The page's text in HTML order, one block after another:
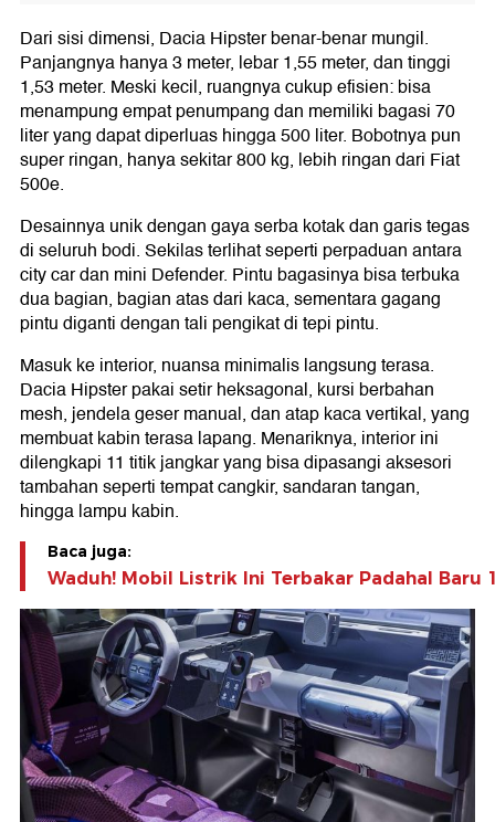
Dari sisi dimensi, Dacia Hipster benar-benar mungil.
Panjangnya hanya 3 meter, lebar 1,55 meter, dan tinggi
1,53 meter. Meski kecil, ruangnya cukup efisien: bisa
menampung empat penumpang dan memiliki bagasi 70
liter yang dapat diperluas hingga 500 liter. Bobotnya pun
super ringan, hanya sekitar 800 kg, lebih ringan dari Fiat
500e.
Desainnya unik dengan gaya serba kotak dan garis tegas
di seluruh bodi. Sekilas terlihat seperti perpaduan antara
city car dan mini Defender. Pintu bagasinya bisa terbuka
dua bagian, bagian atas dari kaca, sementara gagang
pintu diganti dengan tali pengikat di tepi pintu.
Masuk ke interior, nuansa minimalis langsung terasa.
Dacia Hipster pakai setir heksagonal, kursi berbahan
mesh, jendela geser manual, dan atap kaca vertikal, yang
membuat kabin terasa lapang. Menariknya, interior ini
dilengkapi 11 titik jangkar yang bisa dipasangi aksesori
tambahan seperti tempat cangkir, sandaran tangan,
hingga lampu kabin.
Baca juga:
Waduh! Mobil Listrik Ini Terbakar Padahal Baru